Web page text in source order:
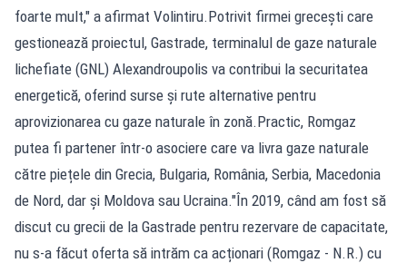
foarte mult," a afirmat Volintiru.Potrivit firmei grecești care
gestionează proiectul, Gastrade, terminalul de gaze naturale
lichefiate (GNL) Alexandroupolis va contribui la securitatea
energetică, oferind surse și rute alternative pentru
aprovizionarea cu gaze naturale în zonă.Practic, Romgaz
putea fi partener într-o asociere care va livra gaze naturale
către piețele din Grecia, Bulgaria, România, Serbia, Macedonia
de Nord, dar și Moldova sau Ucraina."În 2019, când am fost să
discut cu grecii de la Gastrade pentru rezervare de capacitate,
nu s-a făcut oferta să intrăm ca acționari (Romgaz - N.R.) cu